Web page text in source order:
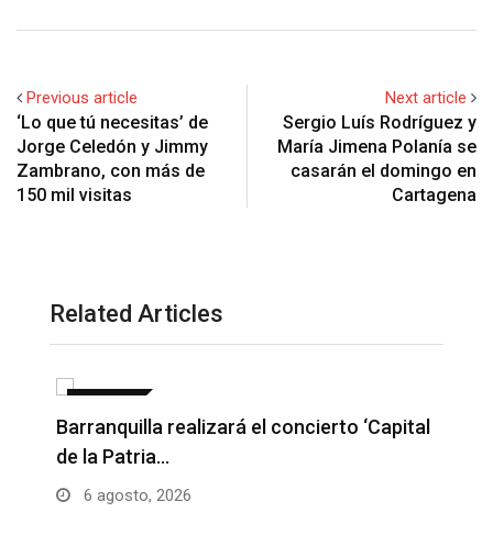
Previous article
‘Lo que tú necesitas’ de
Jorge Celedón y Jimmy
Zambrano, con más de
150 mil visitas
Next article
Sergio Luís Rodríguez y
María Jimena Polanía se
casarán el domingo en
Cartagena
Related Articles
Barranquilla realizará el concierto ‘Capital
de la Patria…
6 agosto, 2026